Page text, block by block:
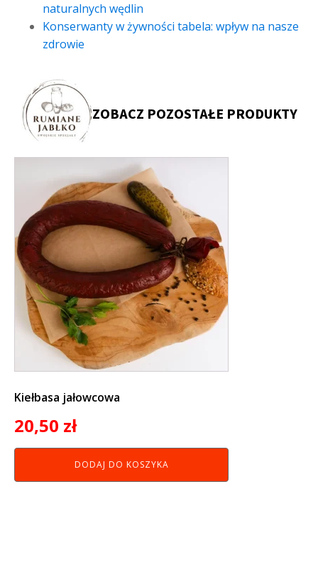
naturalnych wędlin
Konserwanty w żywności tabela: wpływ na nasze
zdrowie
ZOBACZ POZOSTAŁE PRODUKTY
Kiełbasa jałowcowa
20,50 zł
DODAJ DO KOSZYKA